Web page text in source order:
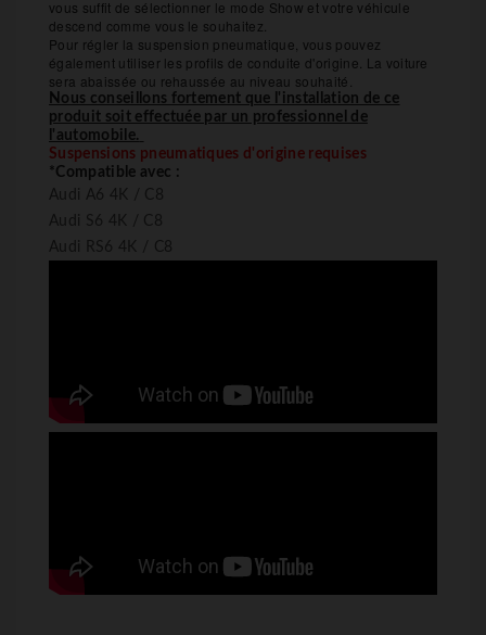
vous suffit de sélectionner le mode Show et votre véhicule
descend comme vous le souhaitez.
Pour régler la suspension pneumatique, vous pouvez
également utiliser les profils de conduite d'origine. La voiture
sera abaissée ou rehaussée au niveau souhaité.
Nous conseillons fortement que l'installation de ce
produit soit effectuée par un professionnel de
l'automobile.
Suspensions pneumatiques d'origine requises
*Compatible avec :
Audi A6 4K / C8
Audi S6 4K / C8
Audi RS6 4K / C8